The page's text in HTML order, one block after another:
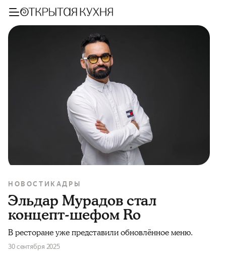
НОВОСТИ КАДРЫ
Эльдар Мурадов стал
концепт-шефом Ro
В ресторане уже представили обновлённое меню.
30 сентября 2025